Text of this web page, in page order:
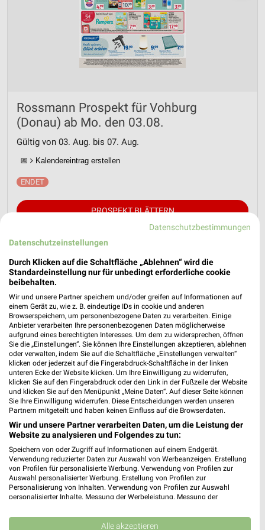
Rossmann Prospekt für Vohburg
(Donau) ab Mo. den 03.08.
Gültig von 03. Aug. bis 07. Aug.
📅 Kalendereintrag erstellen
PROSPEKT BLÄTTERN
WELLNESS FÜR ZUHAUSE BABY & SCHWANGERSCHAFT
Datenschutzbestimmungen
Datenschutzeinstellungen
Durch Klicken auf die Schaltfläche „Ablehnen“ wird die
Standardeinstellung nur für unbedingt erforderliche cookie
beibehalten.
Wir und unsere Partner speichern und/oder greifen auf Informationen auf
einem Gerät zu, wie z. B. eindeutige IDs in cookie und anderen
Browserspeichern, um personenbezogene Daten zu verarbeiten. Einige
Anbieter verarbeiten Ihre personenbezogenen Daten möglicherweise
aufgrund eines berechtigten Interesses. Um dem zu widersprechen, öffnen
Sie die „Einstellungen“. Sie können Ihre Einstellungen akzeptieren, ablehnen
oder verwalten, indem Sie auf die Schaltfläche „Einstellungen verwalten“
klicken oder jederzeit auf die Fingerabdruck-Schaltfläche in der linken
unteren Ecke der Website klicken. Um Ihre Einwilligung zu widerrufen,
klicken Sie auf den Fingerabdruck oder den Link in der Fußzeile der Website
und klicken Sie auf den Menüpunkt „Meine Daten“. Auf dieser Seite können
Sie Ihre Einwilligung widerrufen. Diese Entscheidungen werden unseren
Partnern mitgeteilt und haben keinen Einfluss auf die Browserdaten.
Wir und unsere Partner verarbeiten Daten, um die Leistung der
Website zu analysieren und Folgendes zu tun:
Speichern von oder Zugriff auf Informationen auf einem Endgerät.
Verwendung reduzierter Daten zur Auswahl von Werbeanzeigen. Erstellung
von Profilen für personalisierte Werbung. Verwendung von Profilen zur
Auswahl personalisierter Werbung. Erstellung von Profilen zur
Personalisierung von Inhalten. Verwendung von Profilen zur Auswahl
personalisierter Inhalte. Messung der Werbeleistung. Messung der
Kombinationen von Daten aus verschiedenen Quellen. Entwicklung und
Verbesserung der Angebote. Verwendung reduzierter Daten zur Auswahl
Alle akzeptieren